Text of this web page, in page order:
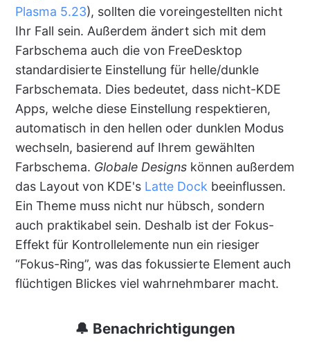
Plasma 5.23), sollten die voreingestellten nicht
Ihr Fall sein. Außerdem ändert sich mit dem
Farbschema auch die von FreeDesktop
standardisierte Einstellung für helle/dunkle
Farbschemata. Dies bedeutet, dass nicht-KDE
Apps, welche diese Einstellung respektieren,
automatisch in den hellen oder dunklen Modus
wechseln, basierend auf Ihrem gewählten
Farbschema. Globale Designskönnen außerdem
das Layout von KDE's Latte Dock beeinflussen.
Ein Theme muss nicht nur hübsch, sondern
auch praktikabel sein. Deshalb ist der Fokus-
Effekt für Kontrollelemente nun ein riesiger
“Fokus-Ring”, was das fokussierte Element auch
flüchtigen Blickes viel wahrnehmbarer macht.
🔔 Benachrichtigungen